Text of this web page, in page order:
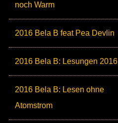
noch Warm
2016 Bela B feat Pea Devlin
2016 Bela B: Lesungen 2016
2016 Bela B: Lesen ohne
Atomstrom